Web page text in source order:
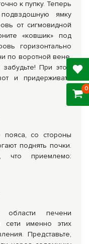
к пупку. Теперь
ямку
от сигмовидной
«ковшик» под
горизонтально
по воротной вене.
При этом
и придерживать
со стороны
поднять почки.
что приемлемо:
области печени
именно этих
Представьте,
0